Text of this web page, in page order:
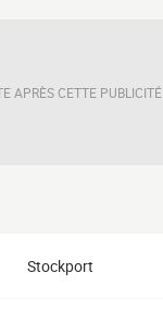
APRÈS CETTE PUBLICITÉ
Stockport